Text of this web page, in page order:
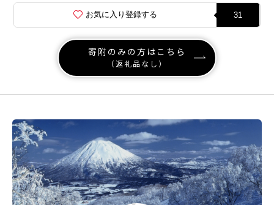
お気に入り登録する 31
寄附のみの方はこちら
（返礼品なし）